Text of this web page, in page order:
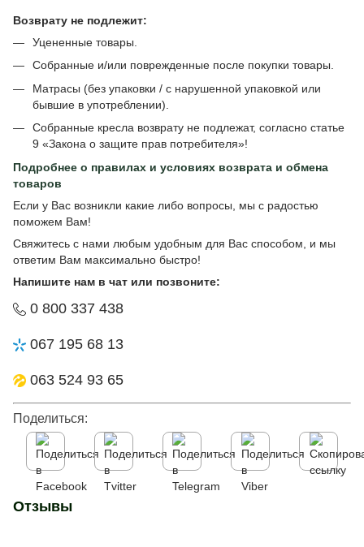
Возврату не подлежит:
Уцененные товары.
Собранные и/или поврежденные после покупки товары.
Матрасы (без упаковки / с нарушенной упаковкой или
бывшие в употреблении).
Собранные кресла возврату не подлежат, согласно статье
9 «Закона о защите прав потребителя»!
Подробнее о правилах и условиях возврата и обмена
товаров
Если у Вас возникли какие либо вопросы, мы с радостью
поможем Вам!
Свяжитесь с нами любым удобным для Вас способом, и мы
ответим Вам максимально быстро!
Напишите нам в чат или позвоните:
0 800 337 438
067 195 68 13
063 524 93 65
Поделиться:
Отзывы